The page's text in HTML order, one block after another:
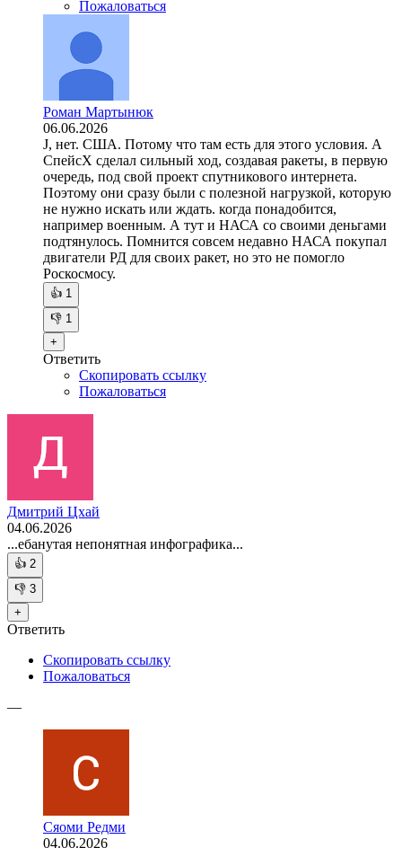
Пожаловаться
Роман Мартынюк
06.06.2026
J, нет. США. Потому что там есть для этого условия. А
СпейсХ сделал сильный ход, создавая ракеты, в первую
очередь, под свой проект спутникового интернета.
Поэтому они сразу были с полезной нагрузкой, которую
не нужно искать или ждать. когда понадобится,
например военным. А тут и НАСА со своими деньгами
подтянулось. Помнится совсем недавно НАСА покупал
двигатели РД для своих ракет, но это не помогло
Роскосмосу.
👍 1
👎 1
+
Ответить
Скопировать ссылку
Пожаловаться
Дмитрий Цхай
04.06.2026
...ебанутая непонятная инфографика...
👍 2
👎 3
+
Ответить
Скопировать ссылку
Пожаловаться
—
Сяоми Редми
04.06.2026